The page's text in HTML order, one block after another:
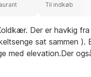
Til indkøb
Der er havkig fra
sat sammen ).
med elevation.Der
stue med såvel